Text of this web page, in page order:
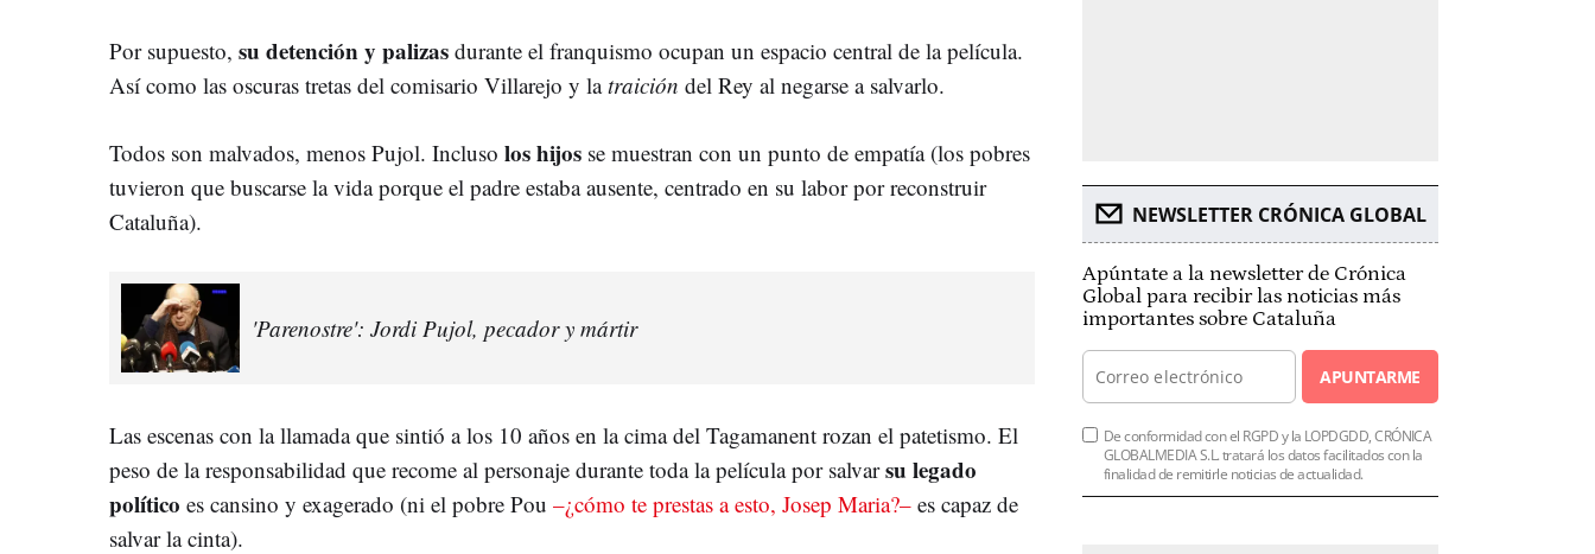
Por supuesto, su detención y palizas durante el franquismo ocupan un espacio central de la película.
Así como las oscuras tretas del comisario Villarejo y latraición del Rey al negarse a salvarlo.
Todos son malvados, menos Pujol. Incluso los hijos se muestran con un punto de empatía (los pobres
tuvieron que buscarse la vida porque el padre estaba ausente, centrado en su labor por reconstruir
Cataluña).
'Parenostre': Jordi Pujol, pecador y mártir
Las escenas con la llamada que sintió a los 10 años en la cima del Tagamanent rozan el patetismo. El
peso de la responsabilidad que recome al personaje durante toda la película por salvarsu legado
político es cansino y exagerado (ni el pobre Pou –¿cómo te prestas a esto, Josep Maria?– es capaz de
salvar la cinta).
NEWSLETTER CRÓNICA GLOBAL
Apúntate a la newsletter de Crónica
Global para recibir las noticias más
importantes sobre Cataluña
APUNTARME
De conformidad con el RGPD y la LOPDGDD, CRÓNICA
GLOBALMEDIA S.L. tratará los datos facilitados con la
finalidad de remitirle noticias de actualidad.